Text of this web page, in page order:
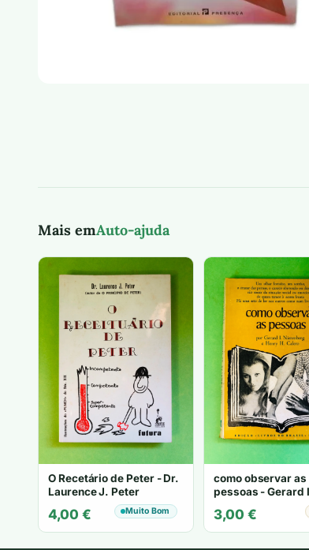
Mais emAuto-ajuda
O Recetário de Peter - Dr.
Laurence J. Peter
4,00 € Muito Bom
como observar as
pessoas - Gerard
Nierenberg e
Calero
3,00 €